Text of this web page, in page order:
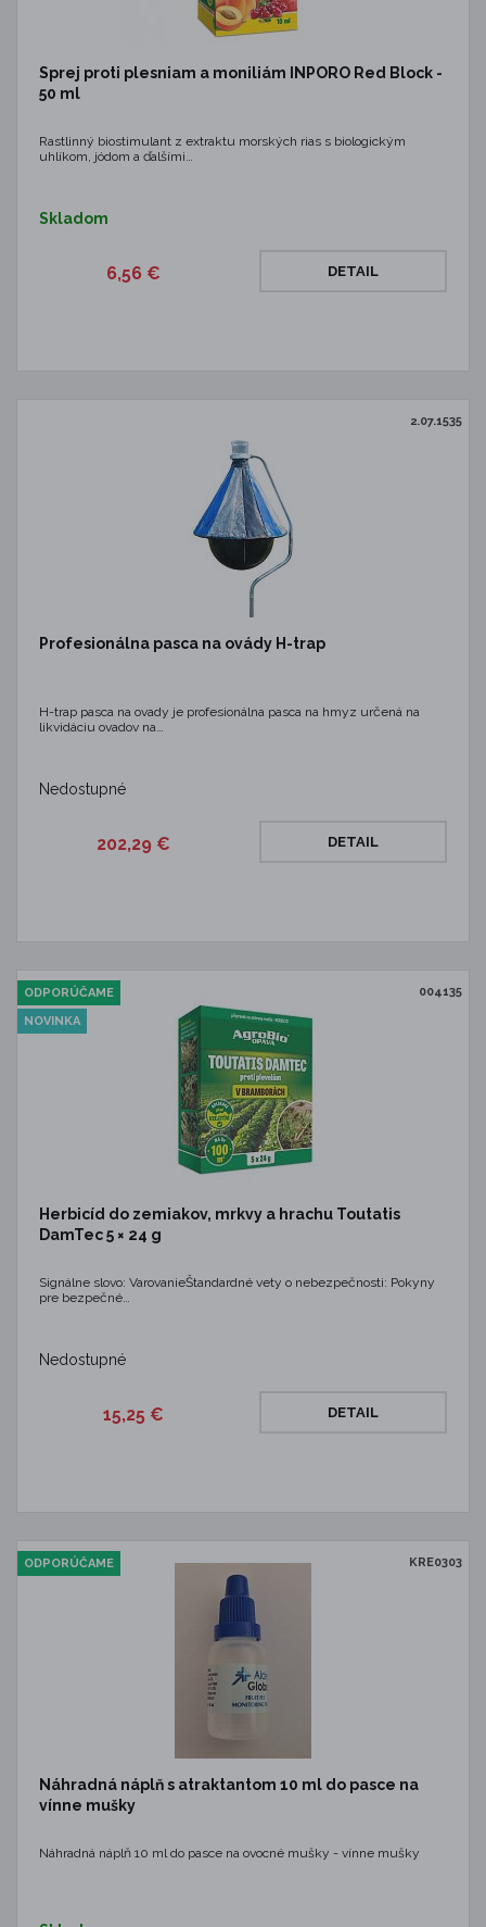
Sprej proti plesniam a moniliám INPORO Red Block -
50 ml
Rastlinný biostimulant z extraktu morských rias s biologickým
uhlíkom, jódom a ďalšími…
Skladom
6,56 € DETAIL
2.07.1535
Profesionálna pasca na ovády H-trap
H-trap pasca na ovady je profesionálna pasca na hmyz určená na
likvidáciu ovadov na…
Nedostupné
202,29 € DETAIL
004135
ODPORÚČAME
NOVINKA
Herbicíd do zemiakov, mrkvy a hrachu Toutatis
DamTec 5 × 24 g
Signálne slovo: VarovanieŠtandardné vety o nebezpečnosti: Pokyny
pre bezpečné…
Nedostupné
15,25 € DETAIL
KRE0303
ODPORÚČAME
Náhradná náplň s atraktantom 10 ml do pasce na
vínne mušky
Náhradná náplň 10 ml do pasce na ovocné mušky - vínne mušky